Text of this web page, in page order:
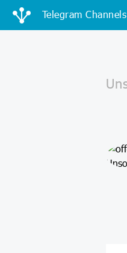
Telegram Channels